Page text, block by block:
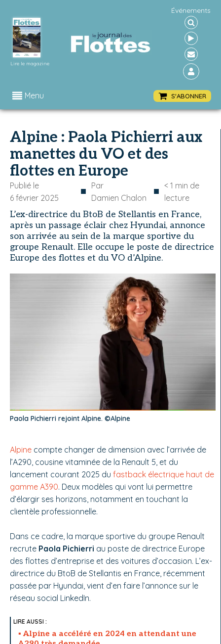
Lire le magazine
Événements
Menu S'ABONNER
Alpine : Paola Pichierri aux
manettes du VO et des
flottes en Europe
Publié le
6 février 2025
■ Par
Damien Chalon
■ < 1 min de
lecture
L’ex-directrice du BtoB de Stellantis en France,
après un passage éclair chez Hyundai, annonce
son arrivée au sein de la marque sportive du
groupe Renault. Elle occupe le poste de directrice
Europe des flottes et du VO d’Alpine.
Paola Pichierri rejoint Alpine. ©Alpine
Alpine compte changer de dimension avec l’arrivée de
l’A290, cousine vitaminée de la Renault 5, et du
lancement courant 2025 du fastback électrique haut de
gamme A390. Deux modèles qui vont lui permettre
d’élargir ses horizons, notamment en touchant la
clientèle professionnelle.
Dans ce cadre, la marque sportive du groupe Renault
recrute Paola Pichierri au poste de directrice Europe
des flottes d’entreprise et des voitures d’occasion. L’ex-
directrice du BtoB de Stellantis en France, récemment
passée par Hyundai, vient d’en faire l’annonce sur le
réseau social LinkedIn.
Alpine a accéléré en 2024 en attendant une